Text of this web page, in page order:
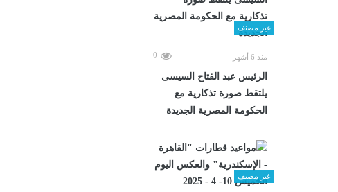
غير مصنف
منذ 6 أشهر 0
الرئيس عبد الفتاح السيسى
يلتقط صورة تذكارية مع
الحكومة المصرية الجديدة
غير مصنف